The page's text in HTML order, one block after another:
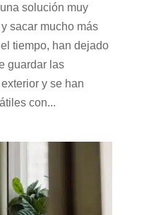
solución muy
sacar mucho más
tiempo, han dejado
guardar las
y se han
con...